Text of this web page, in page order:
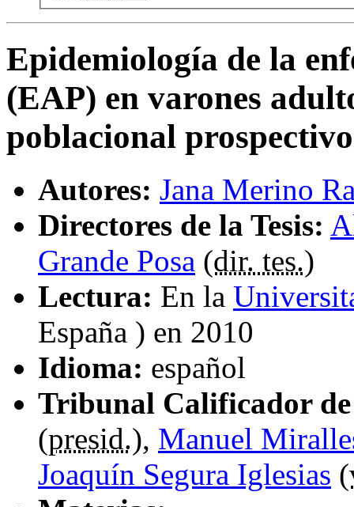
Epidemiología de la
(EAP) en varones
poblacional prospectivo
Autores: Jana Merino
Directores de la Tesis:
Grande Posa (dir. tes.)
Lectura: En la
España ) en 2010
Idioma: español
Tribunal Calificador de
(presid.), Manuel
Joaquín Segura Iglesias (